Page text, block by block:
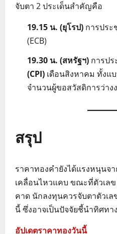
จับตา 2 ประเด็นสำคัญคือ
19.15 น. (ยุโรป) การปร
(ECB)
19.30 น. (สหรัฐฯ) การปร
(CPI) เดือนสิงหาคม ทั้งแ
จำนวนผู้ขอสวัสดิการว่าง
สรุป
ราคาทองคำยังได้แรงหนุนจ
เคลื่อนไหวแคบ ขณะที่ตัวเล
คาด นักลงทุนควรจับตาตัวเล
นี้ ซึ่งอาจเป็นปัจจัยชี้นำทิศท
อัปเดตราคาทองวันนี้